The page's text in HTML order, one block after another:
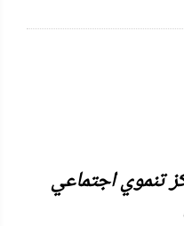
تنموي اجتماعي